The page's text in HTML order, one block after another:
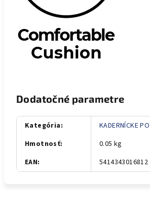
Dodatočné parametre
Kategória:
KADERNÍCKE
Hmotnosť:
0.05 kg
EAN: 5414343016812